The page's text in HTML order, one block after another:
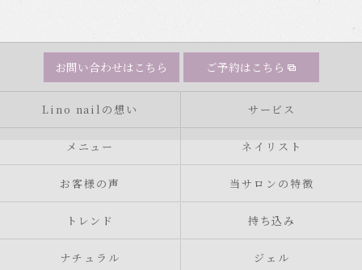
お問い合わせはこちら ご予約はこちら
Lino nailの想い サービス
メニュー ネイリスト
お客様の声 当サロンの特徴
トレンド 持ち込み
ナチュラル ジェル